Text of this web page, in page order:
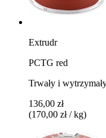
Extrudr
PCTG red
Trwały i
136,00 zł
(170,00 zł / kg)